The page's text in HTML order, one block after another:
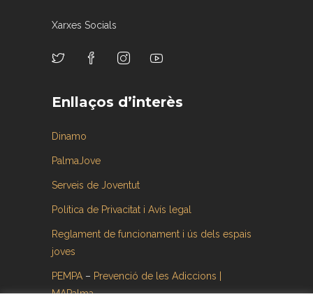
Xarxes Socials
Enllaços d’interès
Dinamo
PalmaJove
Serveis de Joventut
Política de Privacitat i Avís legal
Reglament de funcionament i ús dels espais
joves
PEMPA – Prevenció de les Adiccions |
MAPalma